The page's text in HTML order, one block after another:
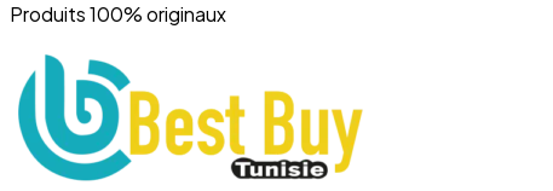
Produits 100% originaux